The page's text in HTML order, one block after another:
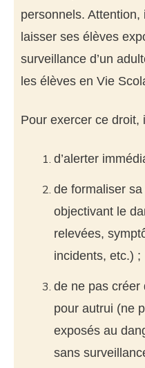
personnels.
laisser ses élèves
surveillance d’un
les élèves en Vie
Pour exercer ce droit,
d’alerter
de formaliser
objectivant le
relevées,
incidents, etc.) ;
de ne pas créer
pour autrui (ne
exposés au
sans